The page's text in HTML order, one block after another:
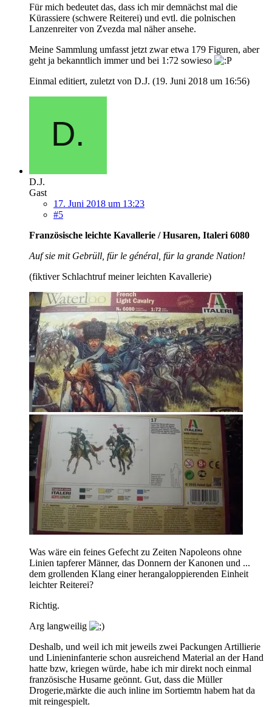
Für mich bedeutet das, dass ich mir demnächst mal die
Kürassiere (schwere Reiterei) und evtl. die polnischen
Lanzenreiter von Zvezda mal näher ansehe.
Meine Sammlung umfasst jetzt zwar etwa 179 Figuren, aber
geht ja bekanntlich immer und bei 1:72 sowieso
Einmal editiert, zuletzt von D.J. (19. Juni 2018 um 16:56)
D.J.
Gast
17. Juni 2018 um 13:23
#5
Französische leichte Kavallerie / Husaren, Italeri 6080
Auf sie mit Gebrüll, für le général, für la grande Nation!
(fiktiver Schlachtruf meiner leichten Kavallerie)
Was wäre ein feines Gefecht zu Zeiten Napoleons ohne
Linien tapferer Männer, das Donnern der Kanonen und ...
dem grollenden Klang einer herangaloppierenden Einheit
leichter Reiterei?
Richtig.
Arg langweilig
Deshalb, und weil ich mit jeweils zwei Packungen Artillierie
und Linieninfanterie schon ausreichend Material an der Hand
hatte bzw, kriegen würde, habe ich mir direkt noch einmal
französische Husarne geönnt. Gut, dass die Müller
Drogerie,märkte die auch inline im Sortiemtn habem hat da
mit reingespielt.